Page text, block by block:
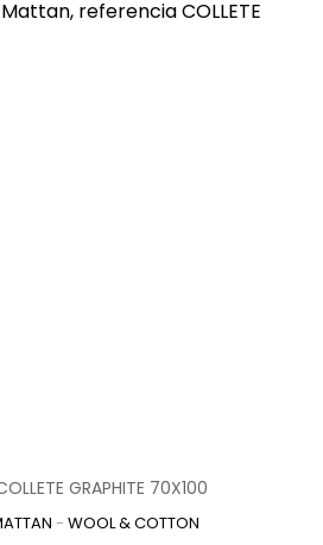
GRAPHITE 70X100
- WOOL & COTTON